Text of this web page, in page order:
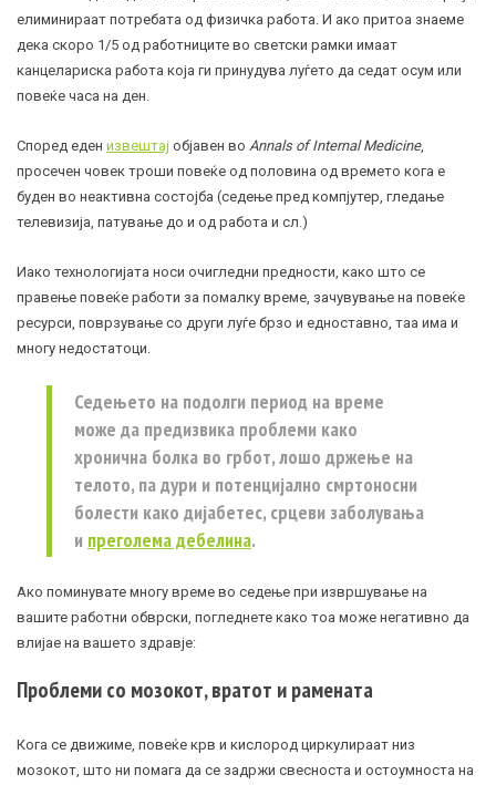
елиминираат потребата од физичка работа. И ако притоа знаеме
дека скоро 1/5 од работниците во светски рамки имаат
канцелариска работа која ги принудува луѓето да седат осум или
повеќе часа на ден.
Според еден извештај објавен во Annals of Internal Medicine,
просечен човек троши повеќе од половина од времето кога е
буден во неактивна состојба (седење пред компјутер, гледање
телевизија, патување до и од работа и сл.)
Иако технологијата носи очигледни предности, како што се
правење повеќе работи за помалку време, зачувување на повеќе
ресурси, поврзување со други луѓе брзо и едноставно, таа има и
многу недостатоци.
Седењето на подолги период на време
може да предизвика проблеми како
хронична болка во грбот, лошо држење на
телото, па дури и потенцијално смртоносни
болести како дијабетес, срцеви заболувања
и преголема дебелина.
Ако поминувате многу време во седење при извршување на
вашите работни обврски, погледнете како тоа може негативно да
влијае на вашето здравје:
Проблеми со мозокот, вратот и рамената
Кога се движиме, повеќе крв и кислород циркулираат низ
мозокот, што ни помага да се задржи свесноста и остоумноста на